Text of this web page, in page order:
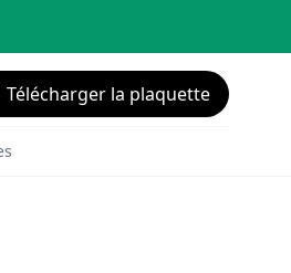
Télécharger la plaquette